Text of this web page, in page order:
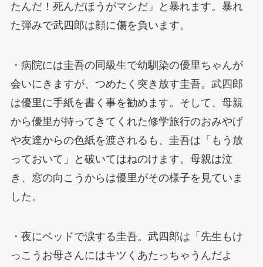
たんだ！死んだほうがマシだ」と暴れます。暴れ
た弾みで武四郎は顔に傷を負います。
・病院には圭吾の同級生で幼馴染の優里ちゃんが
会いにきますが、つめたく突き放す圭吾。武四郎
は優里に手紙を書く事を勧めます。そして、母親
から優里が持ってきてくれた修学旅行のおみやげ
や友達からの色紙を渡されるも、圭吾は「もう放
っておいて」と破いてはねのけます。母親は泣
き、窓の向こうからは優里がその様子を見ていま
した。
・夜にベッドで涙する圭吾。武四郎は「先生もけ
っこうお母さんにはキツくあたっちゃうんだよ